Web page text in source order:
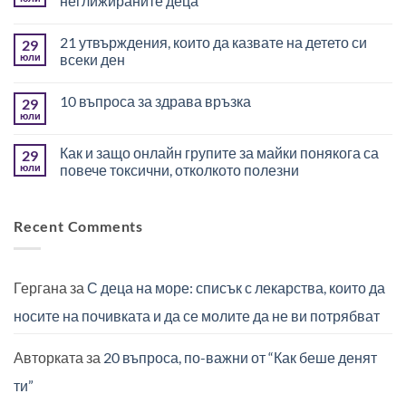
за
Невидимата
травма
неглижираните
29
юли
21 утвърждения, които да казвате на детето си
всеки ден
за
да
казвате
на
29
юли
10 въпроса за здрава връзка
10
въпроса
за
29
юли
Как и защо онлайн групите за майки понякога са
повече токсични, отколкото полезни
Как
и
майки
са
отколкото
полезни
Recent Comments
Гергана за С деца на море: списък с лекарства, които да
носите на почивката и да се молите да не ви потрябват
Авторката за 20 въпроса, по-важни от “Как беше денят
ти”